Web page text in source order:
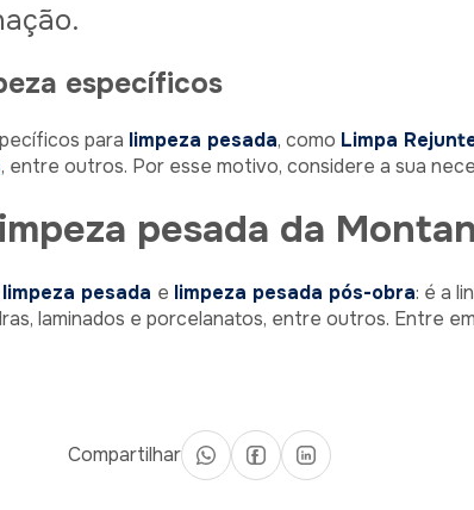
específicos
para limpeza pesada, como Limpa
, entre outros. Por esse motivo, considere a sua
pesada da
limpeza pesada e limpeza pesada pós-obra: é a
laminados e porcelanatos, entre outros. Entre
Compartilhar